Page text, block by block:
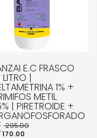
E.C FRASCO
LITRO |
1% +
METIL
| PIRETROIDE +
295.00
170.00